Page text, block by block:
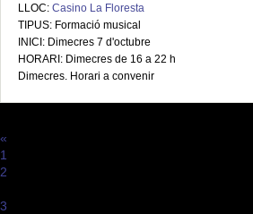
LLOC: Casino La Floresta
TIPUS: Formació musical
INICI: Dimecres 7 d'octubre
HORARI: Dimecres de 16 a 22 h
Dimecres. Horari a convenir
«
1
2
3